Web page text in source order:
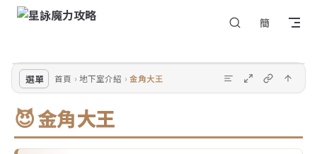
Skip to content 簡
回
選單 首頁 地下室介紹 金角大王
😈 金角大王